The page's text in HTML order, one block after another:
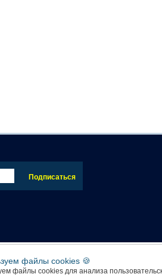
файлы cookies 🍪
файлы cookies для анализа